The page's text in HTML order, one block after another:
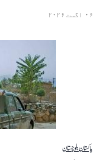
۰۶ اگست ۲۰۲۶
پاکستانبلوچستان